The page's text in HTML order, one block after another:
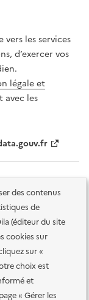
des contenus
de
(éditeur du site
cookies sur
sur «
choix est
et
« Gérer les
les services
d’exercer vos
légale et
avec les
Accessibilité des
et sécurité